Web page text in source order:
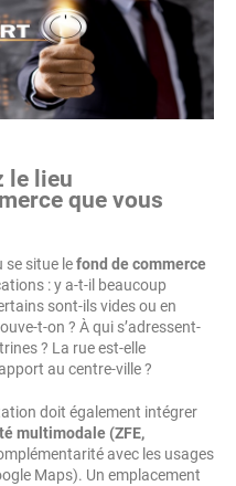
le lieu
que vous
se situe lefond de commerce
: y a-t-il beaucoup
sont-ils vides ou en
t-on ? À qui s’adressent-
? La rue est-elle
au centre-ville ?
doit également intégrer
multimodale (ZFE,
avec les usages
Maps). Un emplacement